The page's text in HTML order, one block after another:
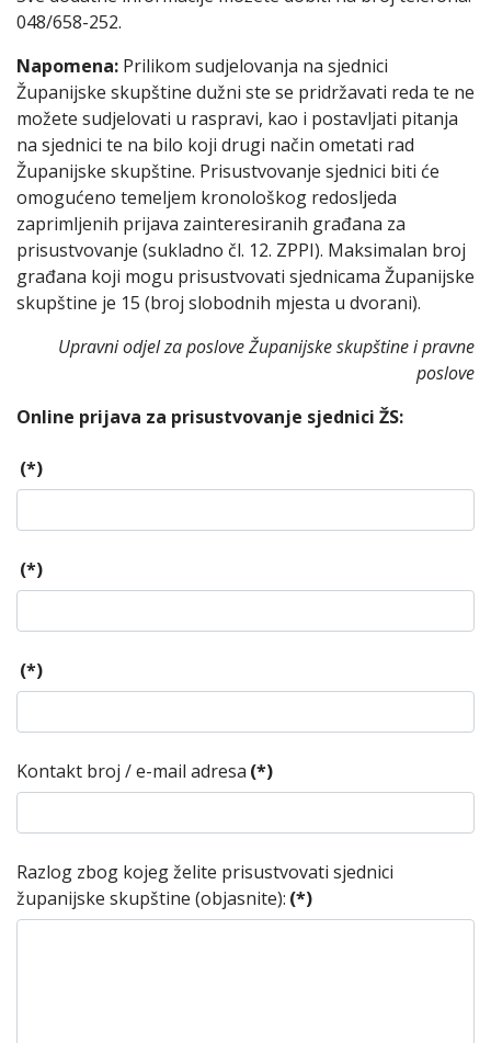
048/658-252.
Napomena: Prilikom sudjelovanja na sjednici
Županijske skupštine dužni ste se pridržavati reda te ne
možete sudjelovati u raspravi, kao i postavljati pitanja
na sjednici te na bilo koji drugi način ometati rad
Županijske skupštine. Prisustvovanje sjednici biti će
omogućeno temeljem kronološkog redosljeda
zaprimljenih prijava zainteresiranih građana za
prisustvovanje (sukladno čl. 12. ZPPI). Maksimalan broj
građana koji mogu prisustvovati sjednicama Županijske
skupštine je 15 (broj slobodnih mjesta u dvorani).
Upravni odjel za poslove Županijske skupštine i pravne
poslove
Online prijava za prisustvovanje sjednici ŽS:
(*)
(*)
(*)
Kontakt broj / e-mail adresa (*)
Razlog zbog kojeg želite prisustvovati sjednici
županijske skupštine (objasnite): (*)